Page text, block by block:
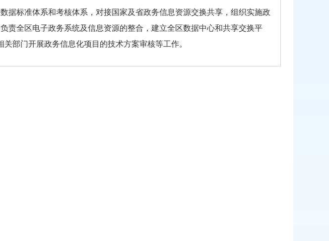
据标准体系和考核体系，对接国家及省政务信息资源交换共享，组织实施政
责全区电子政务系统及信息资源的整合，建立全区数据中心和共享交换平
部门开展政务信息化项目的技术方案审核等工作。